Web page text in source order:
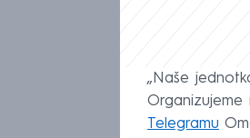
„Naše
Telegramu